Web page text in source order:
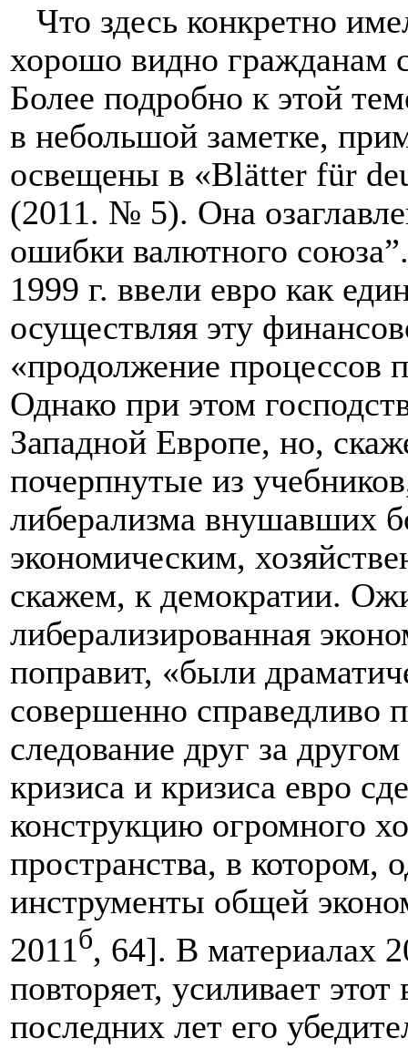
Что здесь конкретно
хорошо видно гражданам
Более подробно к этой
в небольшой заметке,
освещены в «Blätter für
(2011. № 5). Она
ошибки валютного
1999 г. ввели евро как
осуществляя эту
«продолжение процессов
Однако при этом
Западной Европе, но,
почерпнутые из
либерализма внушавших
экономическим,
скажем, к демократии.
либерализированная
поправит, «были
совершенно справедливо
следование друг за
кризиса и кризиса евро
конструкцию огромного
пространства, в котором,
инструменты общей
2011б, 64]. В материалах
повторяет, усиливает
последних лет его